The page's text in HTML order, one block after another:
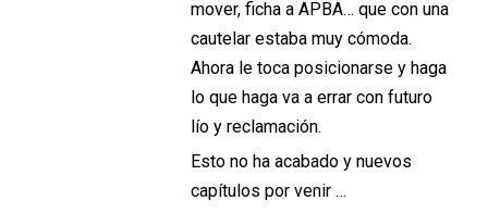
mover, ficha a APBA… que con una
cautelar estaba muy cómoda.
Ahora le toca posicionarse y haga
lo que haga va a errar con futuro
lío y reclamación.
Esto no ha acabado y nuevos
capítulos por venir …